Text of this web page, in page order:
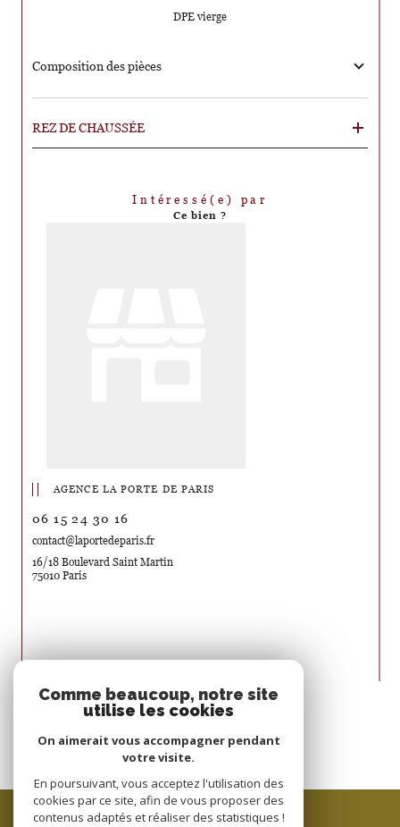
DPE vierge
Composition des pièces
REZ DE CHAUSSÉE
Intéressé(e) par
Ce bien ?
AGENCE LA PORTE DE PARIS
06 15 24 30 16
contact@laportedeparis.fr
16/18 Boulevard Saint Martin
75010 Paris
Nous suivre sur
ESPACE PROPRIÉTAIRE
Comme beaucoup, notre site
utilise les cookies
On aimerait vous accompagner pendant
votre visite.
En poursuivant, vous acceptez l'utilisation des
cookies par ce site, afin de vous proposer des
contenus adaptés et réaliser des statistiques !